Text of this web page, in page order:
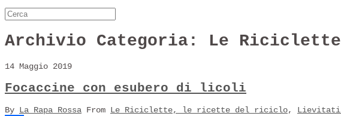
Archivio Categoria: Le
14 Maggio 2019
Focaccine con esubero di licoli
By La Rapa Rossa From Le Riciclette, le ricette del riciclo, Lievitati